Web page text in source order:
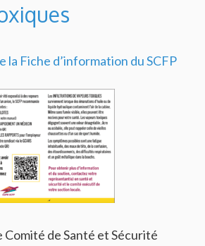
la Fiche d’information du SCFP
Comité de Santé et Sécurité